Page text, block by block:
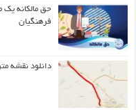
حق مالکانه یک
فرهنگیان
دانلود نقشه